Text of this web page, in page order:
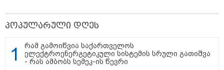
თბილისი - რომი 799.30 ლარიდან
პოპულარული დღეს
რამ გამოიწვია საქართველოს
ელექტროენერგეტიკული სისტემის სრული გათიშვა
- რას ამბობს სემეკ-ის წევრი